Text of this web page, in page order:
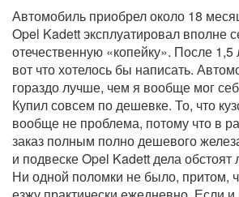
Автомобиль приобрел около 18
Opel Kadett эксплуатировал вполне
отечественную «копейку». После 1,5
вот что хотелось бы написать.
гораздо лучше, чем я вообще мог
Купил совсем по дешевке. То, что
вообще не проблема, потому что в
заказ полным полно дешевого
и подвеске Opel Kadett дела
Ни одной поломки не было, притом,